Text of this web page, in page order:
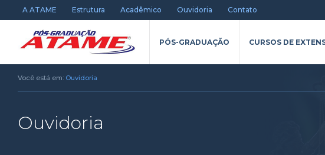
A ATAME Estrutura Acadêmico Ouvidoria Contato
PÓS-GRADUAÇÃO CURSOS DE
Você está em: Ouvidoria
Ouvidoria